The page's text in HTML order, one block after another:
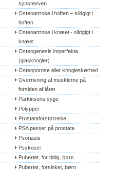
synsnerven
Osteoartrose i hoften – slidgigt i
hoften
Osteoartrose i knæet - slidgigt i
knæet
Osteogenesis imperfekta
(glasknogler)
Osteoporose eller knogleskørhed
Overrivning af musklerne på
forsiden af låret
Parkinsons syge
Polypper
Prostataforstørrelse
PSA passer på prostata
Psoriasis
Psykoser
Pubertet, for tidlig, børn
Pubertet, forsinket, børn